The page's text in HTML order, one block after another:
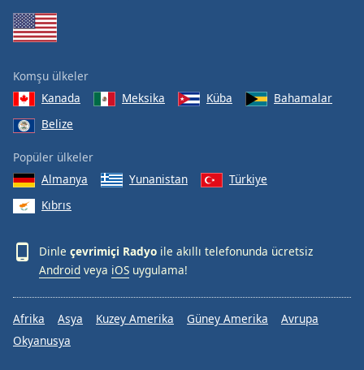
Komşu ülkeler
Kanada
Meksika Küba
Bahamalar
Belize
Popüler ülkeler
Almanya
Yunanistan
Türkiye
Kıbrıs
Dinle çevrimiçi Radyo ile akıllı telefonunda ücretsiz
Android veya iOS uygulama!
Afrika Asya Kuzey Amerika Güney Amerika
Avrupa
Okyanusya